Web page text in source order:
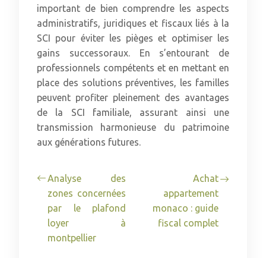
important de bien comprendre les aspects
administratifs, juridiques et fiscaux liés à la
SCI pour éviter les pièges et optimiser les
gains successoraux. En s’entourant de
professionnels compétents et en mettant en
place des solutions préventives, les familles
peuvent profiter pleinement des avantages
de la SCI familiale, assurant ainsi une
transmission harmonieuse du patrimoine
aux générations futures.
Analyse des
zones concernées
par le plafond
loyer à
montpellier
Achat
appartement
monaco : guide
fiscal complet